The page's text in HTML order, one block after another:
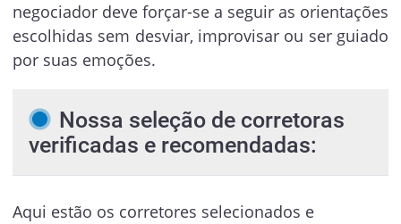
negociador deve forçar-se a seguir as orientações
escolhidas sem desviar, improvisar ou ser guiado
por suas emoções.
Nossa seleção de corretoras
verificadas e recomendadas:
Aqui estão os corretores selecionados e